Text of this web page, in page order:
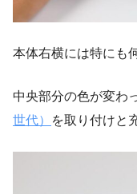
本体右横には特にも
中央部分の色が変わ
世代）
を取り付けと